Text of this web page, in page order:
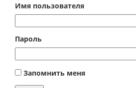
Имя пользователя
Пароль
Запомнить меня